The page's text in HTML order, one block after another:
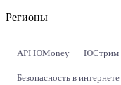
Регионы
API ЮMoney ЮСтрим
Безопасность в интернете